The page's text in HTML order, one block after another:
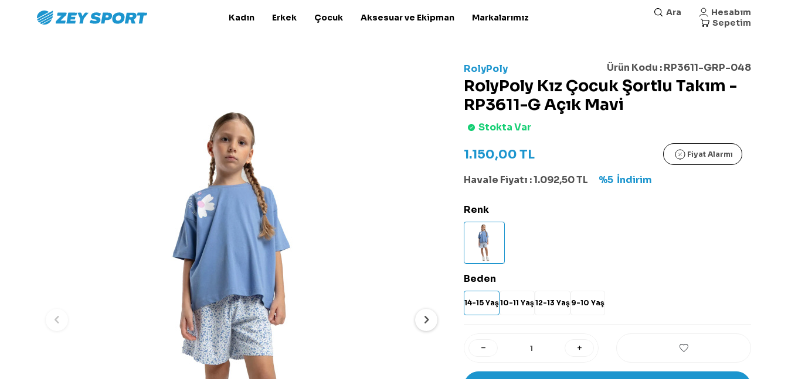
Kadın Erkek Çocuk Aksesuar ve Ekipman Markalarımız Ara
Hesabım
Sepetim
RolyPoly Ürün Kodu :RP3611-GRP-048
RolyPoly Kız Çocuk Şortlu Takım -
RP3611-G Açık Mavi
Stokta Var
1.150,00TL Fiyat Alarmı
Havale Fiyatı :1.092,50TL %5 İndirim
Renk
Beden
14-15 Yaş10-11 Yaş12-13 Yaş 9-10 Yaş